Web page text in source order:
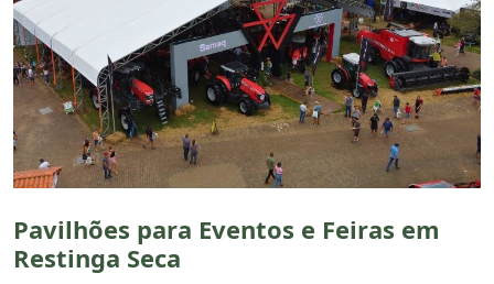
Pavilhões para Eventos e Feiras em
Restinga Seca